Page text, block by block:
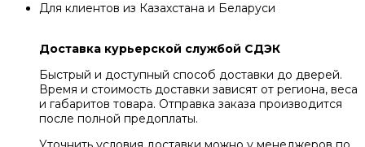
Для клиентов из Казахстана и Беларуси
Доставка курьерской службой СДЭК
Быстрый и доступный способ доставки до дверей.
Время и стоимость доставки зависят от региона, веса
и габаритов товара. Отправка заказа производится
после полной предоплаты.